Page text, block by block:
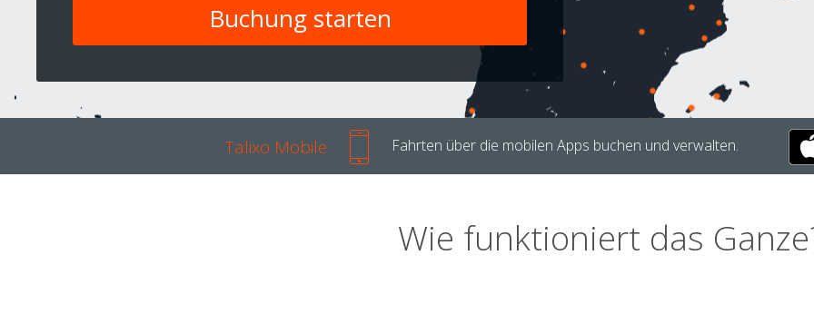
Talixo Mobile Fahrten über die mobilen Apps buchen und verwalten.
Wie funktioniert das